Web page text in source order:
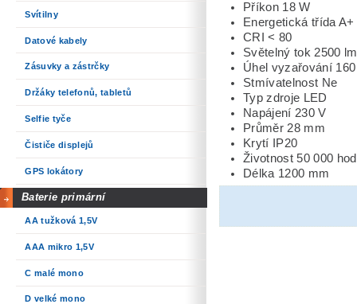
Svítilny
Datové kabely
Zásuvky a zástrčky
Držáky telefonů, tabletů
Selfie tyče
Čističe displejů
GPS lokátory
Baterie primární
AA tužková 1,5V
AAA mikro 1,5V
C malé mono
D velké mono
Příkon 18 W
Energetická třída A+
CRI < 80
Světelný tok 2500 lm
Úhel vyzařování 160
Stmívatelnost Ne
Typ zdroje LED
Napájení 230 V
Průměr 28 mm
Krytí IP20
Životnost 50 000
Délka 1200 mm